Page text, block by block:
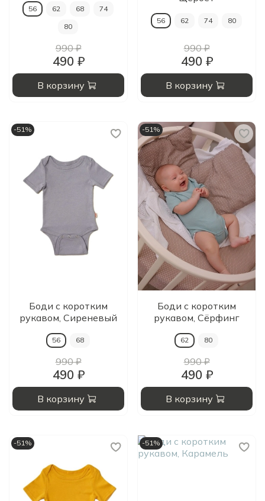
56 62 68 74
80
990 ₽
490 ₽
В корзину
56 62 74 80
990 ₽
490 ₽
В корзину
-51%
Боди с коротким
рукавом, Сиреневый
56 68
990 ₽
490 ₽
В корзину
-51%
Боди с коротким
рукавом, Сёрфинг
62 80
990 ₽
490 ₽
В корзину
-51% -51%